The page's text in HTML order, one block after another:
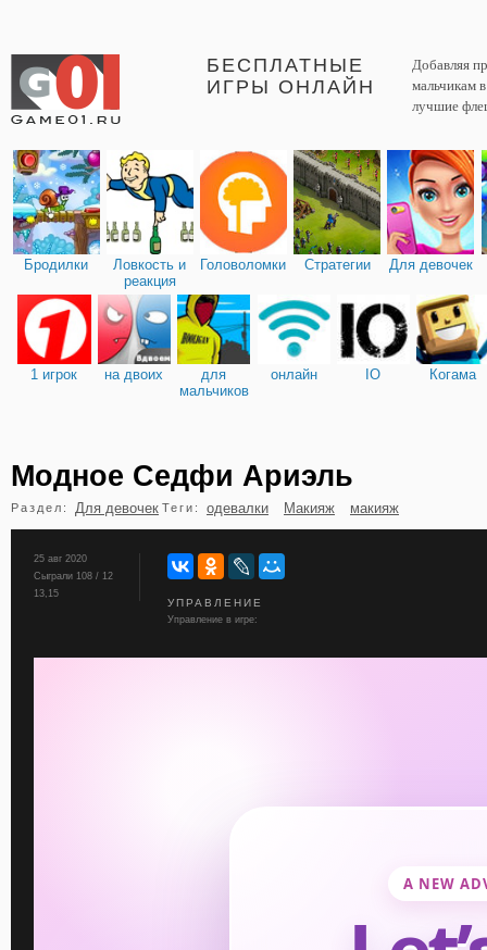
БЕСПЛАТНЫЕ
ИГРЫ ОНЛАЙН
Добавляя
мальчикам
лучшие
Бродилки
Ловкость и
реакция
Головоломки Стратегии Для девочек
1 игрок на двоих
для
мальчиков
онлайн IO Когама
бильярд карты
Модное Седфи Ариэль
Раздел: Для девочек Теги: одевалки Макияж макияж
25 авг 2020
Сыграли 108 / 12
13,15
УПРАВЛЕНИЕ
Управление в игре: